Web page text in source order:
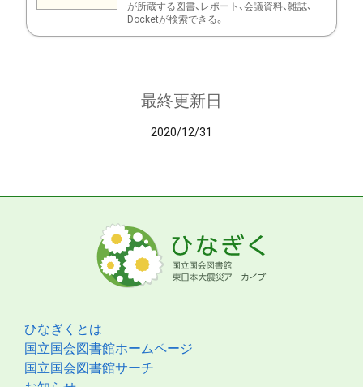
が所蔵する図書、レポート、会議資料、雑誌、
Docketが検索できる。
最終更新日
2020/12/31
ひなぎくとは
国立国会図書館ホームページ
国立国会図書館サーチ